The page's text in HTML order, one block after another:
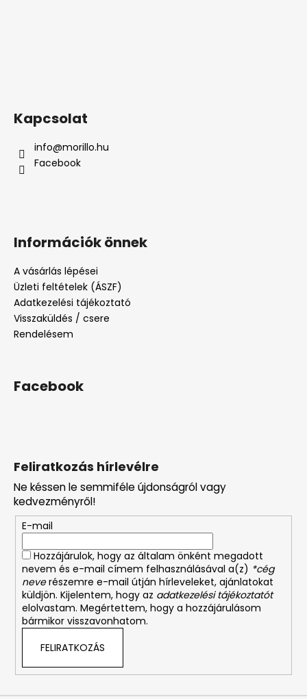
Feliratkozás hírlevélre
Ne késsen le semmiféle újdonságról vagy
kedvezményről!
E-mail
Hozzájárulok, hogy az általam önként megadott
nevem és e-mail címem felhasználásával a(z) *cég
neverészemre e-mail útján hírleveleket, ajánlatokat
küldjön. Kijelentem, hogy az adatkezelési tájékoztatót
elolvastam. Megértettem, hogy a hozzájárulásom
bármikor visszavonhatom.
FELIRATKOZÁS
Kapcsolat
info@morillo.hu
Facebook
Információk önnek
A vásárlás lépései
Üzleti feltételek (ÁSZF)
Adatkezelési tájékoztató
Visszaküldés / csere
Rendelésem
Facebook